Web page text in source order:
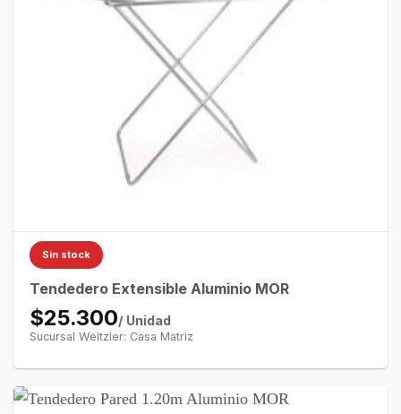
Sin stock
Tendedero Extensible Aluminio MOR
$25.300/ Unidad
Sucursal Weitzler: Casa Matriz